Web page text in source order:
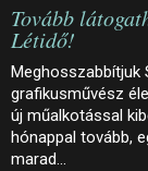
Tovább
Létidő!
Meghosszabbítjuk
grafikusművész
új műalkotással
hónappal tovább,
marad…